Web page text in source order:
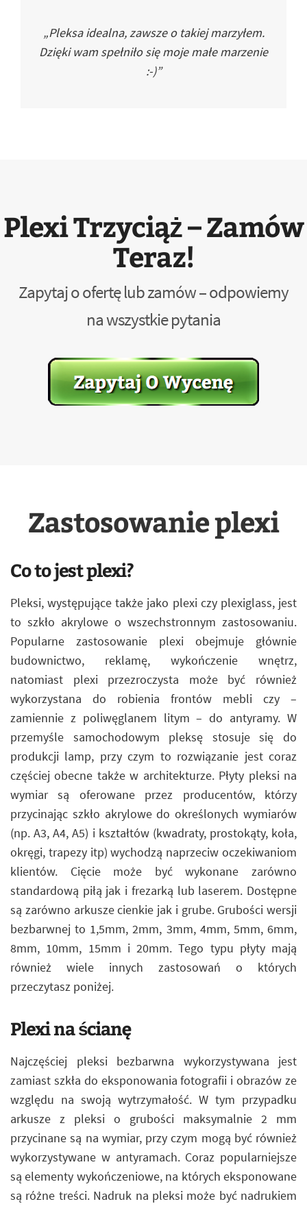
„Pleksa idealna, zawsze o takiej marzyłem.
Dzięki wam spełniło się moje małe marzenie
:-)”
Plexi Trzyciąż – Zamów
Teraz!
Zapytaj o ofertę lub zamów – odpowiemy
na wszystkie pytania
Zastosowanie plexi
Co to jest plexi?
Pleksi, występujące także jako plexi czy plexiglass, jest
to szkło akrylowe o wszechstronnym zastosowaniu.
Popularne zastosowanie plexi obejmuje głównie
budownictwo, reklamę, wykończenie wnętrz,
natomiast plexi przezroczysta może być również
wykorzystana do robienia frontów mebli czy –
zamiennie z poliwęglanem litym – do antyramy. W
przemyśle samochodowym pleksę stosuje się do
produkcji lamp, przy czym to rozwiązanie jest coraz
częściej obecne także w architekturze. Płyty pleksi na
wymiar są oferowane przez producentów, którzy
przycinając szkło akrylowe do określonych wymiarów
(np. A3, A4, A5) i kształtów (kwadraty, prostokąty, koła,
okręgi, trapezy itp) wychodzą naprzeciw oczekiwaniom
klientów. Cięcie może być wykonane zarówno
standardową piłą jak i frezarką lub laserem. Dostępne
są zarówno arkusze cienkie jak i grube. Grubości wersji
bezbarwnej to 1,5mm, 2mm, 3mm, 4mm, 5mm, 6mm,
8mm, 10mm, 15mm i 20mm. Tego typu płyty mają
również wiele innych zastosowań o których
przeczytasz poniżej.
Plexi na ścianę
Najczęściej pleksi bezbarwna wykorzystywana jest
zamiast szkła do eksponowania fotografii i obrazów ze
względu na swoją wytrzymałość. W tym przypadku
arkusze z pleksi o grubości maksymalnie 2 mm
przycinane są na wymiar, przy czym mogą być również
wykorzystywane w antyramach. Coraz popularniejsze
są elementy wykończeniowe, na których eksponowane
są różne treści. Nadruk na pleksi może być nadrukiem